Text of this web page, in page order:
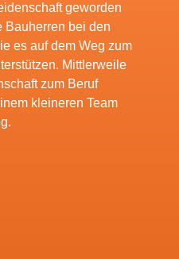
geworden
Bauherren bei den
es auf dem Weg zum
Mittlerweile
zum Beruf
kleineren Team